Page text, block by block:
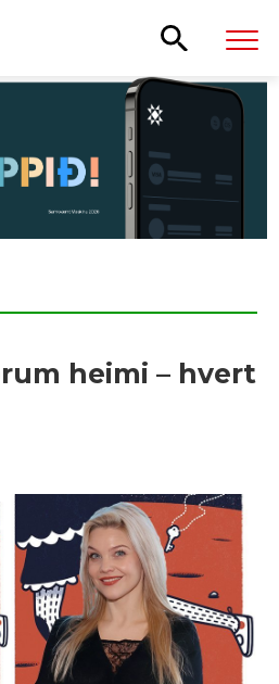
heimi – hvert